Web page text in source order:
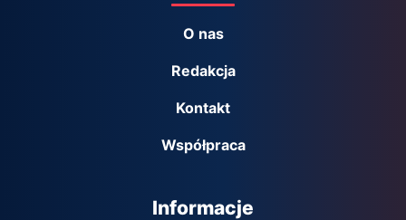
O nas
Redakcja
Kontakt
Współpraca
Informacje